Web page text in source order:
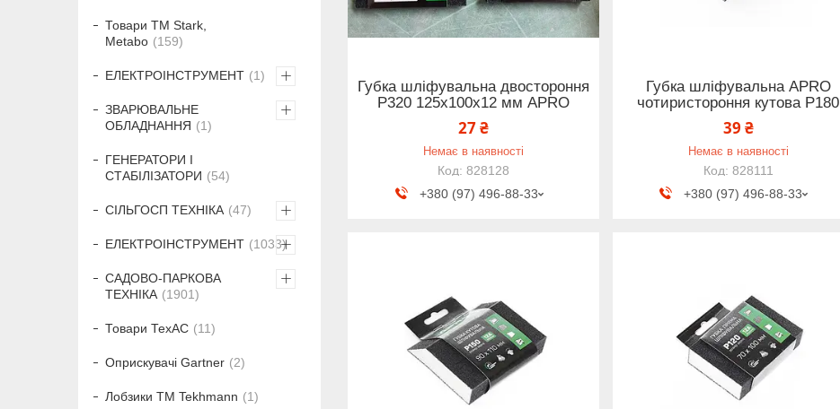
Губка шліфувальна двостороння
Р320 125х100х12 мм APRO
27 ₴
Немає в наявності
828128
+380 (97) 496-88-33
Губка шліфувальна APRO
чотиристороння кутова P180
39 ₴
Немає в наявності
828111
+380 (97) 496-88-33
Товари ТМ Stark,
Metabo
159
ЕЛЕКТРОІНСТРУМЕНТ 1
ЗВАРЮВАЛЬНЕ
ОБЛАДНАННЯ
1
ГЕНЕРАТОРИ І
СТАБІЛІЗАТОРИ
54
СІЛЬГОСП ТЕХНІКА 47
ЕЛЕКТРОІНСТРУМЕНТ 1033
САДОВО-ПАРКОВА
ТЕХНІКА
1901
Товари ТехАС 11
Оприскувачі Gartner 2
Лобзики ТМ Tekhmann 1